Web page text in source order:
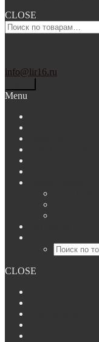
CLOSE
Искать:
info@lir16.ru
Menu
Искать:
CLOSE